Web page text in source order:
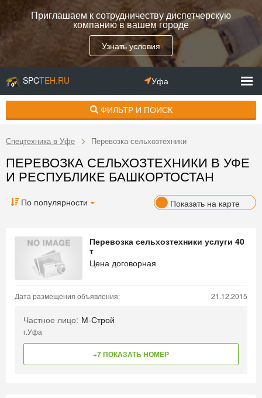
Приглашаем к сотрудничеству диспетчерскую
компанию в вашем городе
Узнать условия
SPCTEH.RU Уфа
ФИЛЬТР И ПОИСК
Спецтехника в Уфе Перевозка сельхозтехники
ПЕРЕВОЗКА СЕЛЬХОЗТЕХНИКИ В УФЕ
И РЕСПУБЛИКЕ БАШКОРТОСТАН
По популярности Показать на карте
Перевозка сельхозтехники услуги 40
т
Цена договорная
Дата размещения объявления: 21.12.2015
Частное лицо: М-Строй
г.Уфа
+7 ПОКАЗАТЬ НОМЕР